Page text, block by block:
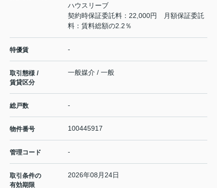
ハウスリーブ
契約時保証委託料：22,000円 月額保証委託
料：賃料総額の2.2％
特優賃 -
取引態様 /
賃貸区分
一般媒介 / 一般
総戸数 -
物件番号 100445917
管理コード -
取引条件の
有効期限
2026年08月24日